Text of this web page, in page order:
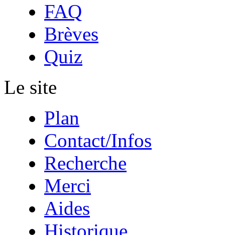
FAQ
Brèves
Quiz
Le site
Plan
Contact/Infos
Recherche
Merci
Aides